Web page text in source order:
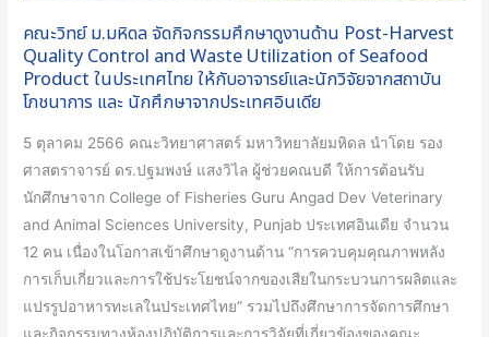
คณะวิทย์ ม.มหิดล จัดกิจกรรมศึกษาดูงานด้าน Post-Harvest
Quality Control and Waste Utilization of Seafood
Product ในประเทศไทย ให้กับอาจารย์และนักวิจัยจากสถาบัน
โภชนาการ และ นักศึกษาจากประเทศอินเดีย
5 ตุลาคม 2566 คณะวิทยาศาสตร์ มหาวิทยาลัยมหิดล นำโดย รอง
ศาสตราจารย์ ดร.ปฐมพงษ์ แสงวิไล ผู้ช่วยคณบดี ให้การต้อนรับ
นักศึกษาจาก College of Fisheries Guru Angad Dev Veterinary
and Animal Sciences University, Punjab ประเทศอินเดีย จำนวน
12 คน เนื่องในโอกาสเข้าศึกษาดูงานด้าน “การควบคุมคุณภาพหลัง
การเก็บเกี่ยวและการใช้ประโยชน์จากของเสียในกระบวนการผลิตและ
แปรรูปอาหารทะเลในประเทศไทย” รวมไปถึงศึกษาการจัดการศึกษา
และกิจกรรมทางห้องปฏิบัติการและการวิจัยที่เกี่ยวข้องของคณะ
Control
and
Waste
of
Seafood
Product
ใน
ประเทศไทย
ให้
กับ